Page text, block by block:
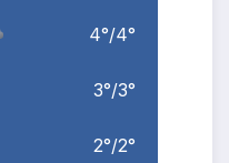
4°/4°
3°/3°
2°/2°